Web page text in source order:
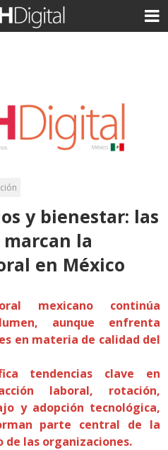
y bienestar: las
la
en México
mexicano continúa
aunque enfrenta
en materia de calidad del
tendencias clave en
laboral, rotación,
y adopción tecnológica,
parte central de la
de las organizaciones.